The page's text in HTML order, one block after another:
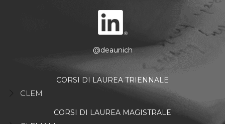
@deaunich
CORSI DI LAUREA TRIENNALE
CLEM
CORSI DI LAUREA MAGISTRALE